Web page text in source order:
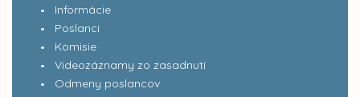
Informácie
Poslanci
Komisie
Videozáznamy zo zasadnutí
Odmeny poslancov